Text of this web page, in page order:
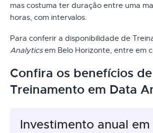
mas costuma ter duração entre uma
horas, com intervalos.
Para conferir a disponibilidade de
Analyticsem Belo Horizonte, entre em
Confira os benefícios
Treinamento em Data
Investimento anual em